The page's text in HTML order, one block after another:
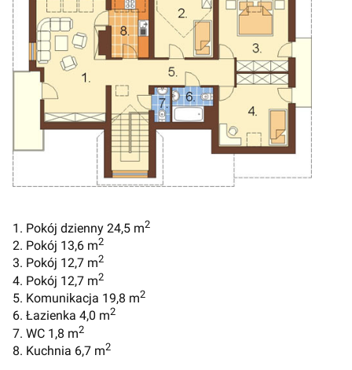
1. Pokój dzienny 24,5 m2
2. Pokój 13,6 m2
3. Pokój 12,7 m2
4. Pokój 12,7 m2
5. Komunikacja 19,8 m2
6. Łazienka 4,0 m2
7. WC 1,8 m2
8. Kuchnia 6,7 m2